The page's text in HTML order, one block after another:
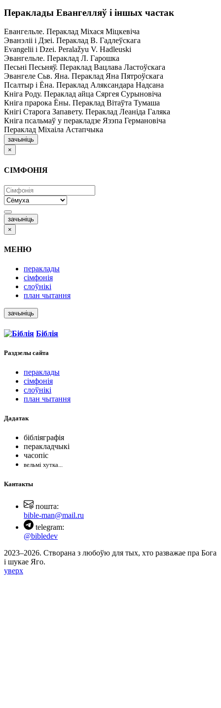
Пераклады Евангелляў і іншых частак
Евангельле. Пераклад Міхася Міцкевіча
Эванэліі і Дзеі. Пераклад В. Гадлеўскага
Evangelii і Dzei. Рeralažyu V. Hadleuski
Эвангельле. Пераклад Л. Гарошка
Песьні Песьняў. Пераклад Вацлава Ластоўскага
Эвангеле Сьв. Яна. Пераклад Яна Пятроўскага
Псалтыр i Ёна. Пераклад Аляксандара Надсана
Кніга Роду. Пераклад айца Сяргея Сурыновіча
Кніга прарока Ёны. Пераклад Вітаўта Тумаша
Кнігі Старога Запавету. Пераклад Леаніда Галяка
Кніга псальмаў у перакладзе Язэпа Германовіча
Пераклад Міхаіла Астапчыка
зачыніць
×
СІМФОНІЯ
зачыніць
×
МЕНЮ
пераклады
сімфонія
слоўнікі
план чытання
зачыніць
Біблія
Раздзелы сайта
пераклады
сімфонія
слоўнікі
план чытання
Дадатак
бібліяграфія
перакладчыкі
часопіс
вельмі хутка...
Кантакты
пошта:
bible-man@mail.ru
telegram:
@bibledev
2023–2026. Створана з любоўю для тых, хто разважае пра Бога
і шукае Яго.
уверх